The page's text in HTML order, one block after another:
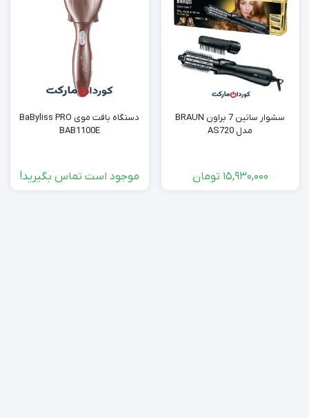
سشوار ساتین 7 براون BRAUN
مدل AS720
15,930,000 تومان
دستگاه بافت موی BaByliss PRO
BAB1100E
موجود است تماس بگیرید!